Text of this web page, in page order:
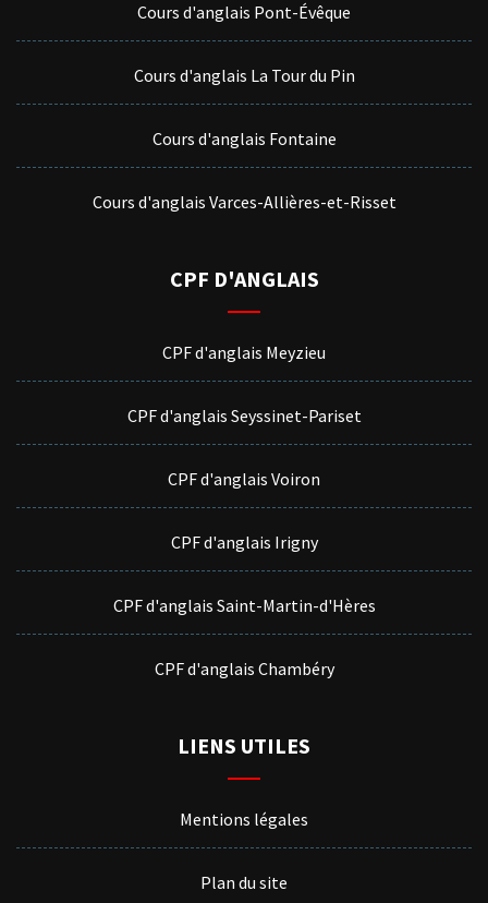
Cours d'anglais Pont-Évêque
Cours d'anglais La Tour du Pin
Cours d'anglais Fontaine
Cours d'anglais Varces-Allières-et-Risset
CPF D'ANGLAIS
CPF d'anglais Meyzieu
CPF d'anglais Seyssinet-Pariset
CPF d'anglais Voiron
CPF d'anglais Irigny
CPF d'anglais Saint-Martin-d'Hères
CPF d'anglais Chambéry
LIENS UTILES
Mentions légales
Plan du site